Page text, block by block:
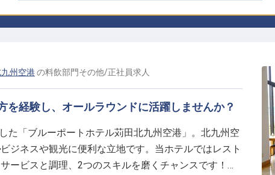
州空港の料飲部門その他/正社員求人
を経験し、オールラウンドに活躍しませんか？
た「ブルーポートホテル苅田北九州空港」。北九州空
ジネスや観光に便利な立地です。当ホテルではレスト
ービスと調理、2つのスキルを磨くチャンスです！昇